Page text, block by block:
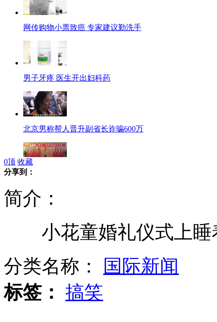
网传购物小票致癌 专家建议勤洗手
男子牙疼 医生开出妇科药
北京男称帮人晋升副省长诈骗600万
伦敦市长学女王空降被卡半空出洋相
0顶 收藏
分享到：
简介：
小花童婚礼仪式上睡
分类名称：
国际新闻
标签： 搞笑